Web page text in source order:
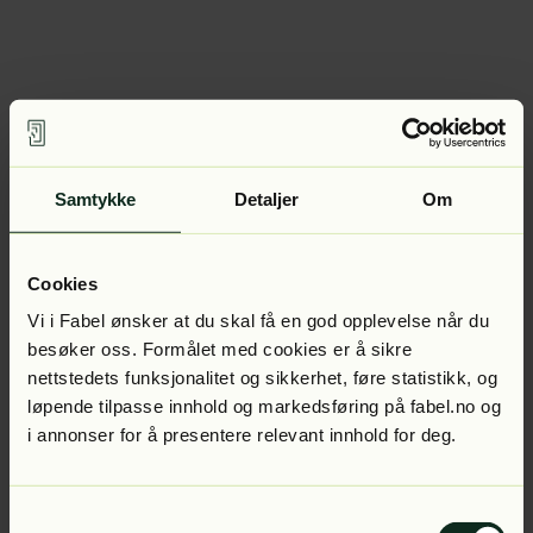
Samtykke Detaljer Om
Cookies
Vi i Fabel ønsker at du skal få en god opplevelse når du
besøker oss. Formålet med cookies er å sikre
nettstedets funksjonalitet og sikkerhet, føre statistikk, og
løpende tilpasse innhold og markedsføring på fabel.no og
i annonser for å presentere relevant innhold for deg.